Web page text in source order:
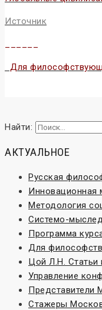
Источник
Для
Найти:
АКТУАЛЬНОЕ
Русская
Инновационная
Методология
Системо-
Программа
Для
Цой Л.Н. Статьи
Управление
Представители
Стажеры